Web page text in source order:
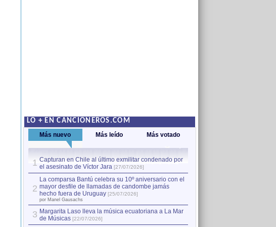
LO + EN CANCIONEROS.COM
Más nuevo Más leído Más votado
1 Capturan en Chile al último exmilitar condenado por
el asesinato de Víctor Jara [27/07/2026]
2
La comparsa Bantú celebra su 10º aniversario con el
mayor desfile de llamadas de candombe jamás
hecho fuera de Uruguay [25/07/2026]
por Manel Gausachs
3 Margarita Laso lleva la música ecuatoriana a La Mar
de Músicas [22/07/2026]